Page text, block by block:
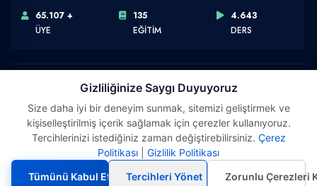
65.107 +
ÜYE
135
EĞİTİM
4.643
DERS
Telif Hakkı © 2026 Vidoport, Inc.
Software,Design & Development:Webimonline
Gizliliğinize Saygı Duyuyoruz
Size daha iyi bir deneyim sunmak, sitemizi geliştirmek ve
kişiselleştirilmiş içerik sağlamak için çerezler kullanıyoruz.
Tercihlerinizi istediğiniz zaman değiştirebilirsiniz. Çerez
Politikası
Gizlilik Politikası
Tümünü Kabul Et
Tercihleri Yönet Zorunlu Çerezleri